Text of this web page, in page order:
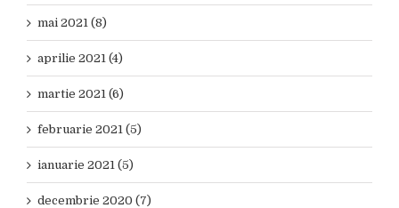
mai 2021 (8)
aprilie 2021 (4)
martie 2021 (6)
februarie 2021 (5)
ianuarie 2021 (5)
decembrie 2020 (7)